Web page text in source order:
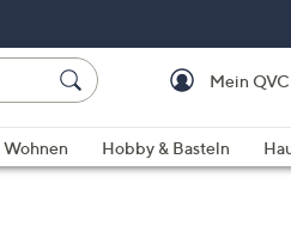
Mein QVC
Wohnen Hobby & Basteln